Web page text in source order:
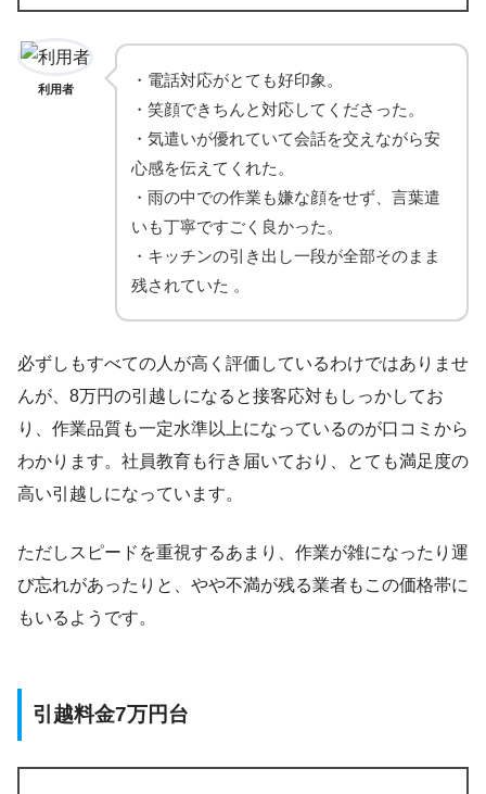
利用者
・電話対応がとても好印象。
・笑顔できちんと対応してくださった。
・気遣いが優れていて会話を交えながら安
心感を伝えてくれた。
・雨の中での作業も嫌な顔をせず、言葉遣
いも丁寧ですごく良かった。
・キッチンの引き出し一段が全部そのまま
残されていた 。
必ずしもすべての人が高く評価しているわけではありませ
んが、8万円の引越しになると接客応対もしっかしてお
り、作業品質も一定水準以上になっているのが口コミから
わかります。社員教育も行き届いており、とても満足度の
高い引越しになっています。
ただしスピードを重視するあまり、作業が雑になったり運
び忘れがあったりと、やや不満が残る業者もこの価格帯に
もいるようです。
引越料金7万円台